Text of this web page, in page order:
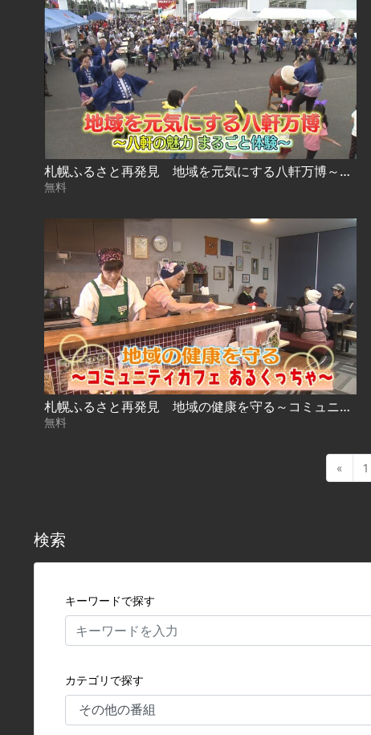
札幌ふるさと再発見 地域を元気にする八軒万博～八軒の魅力 まるごと体験～
無料
札幌ふるさと再発見 地域の健康を守る～コミュニティカフェ あるくっちゃ～
無料
« 1
検索
キーワードで探す
カテゴリで探す